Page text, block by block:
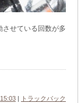
せている回数が多
15:03
トラックバック